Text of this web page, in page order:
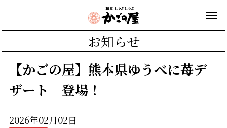
お知らせ
【かごの屋】熊本県ゆうべに苺デ
ザート 登場！
2026年02月02日